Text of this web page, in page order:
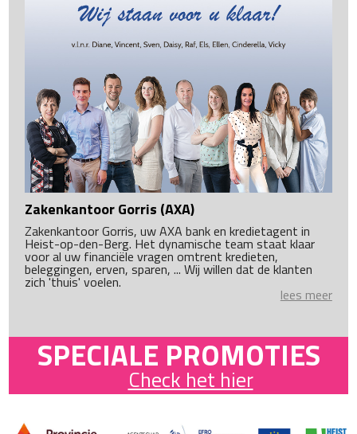
Zakenkantoor Gorris (AXA)
Zakenkantoor Gorris, uw AXA bank en kredietagent in
Heist-op-den-Berg. Het dynamische team staat klaar
voor al uw financiële vragen omtrent kredieten,
beleggingen, erven, sparen, ... Wij willen dat de klanten
zich 'thuis' voelen.
lees meer
SPECIALE PROMOTIES
Check het hier